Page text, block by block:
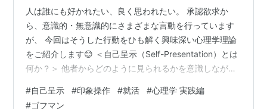
人は誰にも好かれたい、良く思われたい。 承認欲求か
ら、意識的・無意識的にさまざまな言動を行っています
が、 今回はそうした行動をひも解く興味深い心理学理論
をご紹介します😊 ＜自己呈示（Self-Presentation）とは
何か？＞ 他者からどのように見られるかを意識しなが
示」と呼びます。 たとえば、初対面の相手には優しく丁
#自己呈示 #印象操作 #就活 #心理学 実践編
#ゴフマン